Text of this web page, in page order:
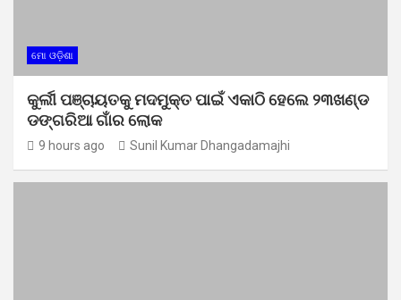
ମୋ ଓଡ଼ିଶା
କୁର୍ଲୀ ପଞ୍ଚାୟତକୁ ମଦମୁକ୍ତ ପାଇଁ ଏକାଠି ହେଲେ ୨୩ଖଣ୍ଡ
ଡଙ୍ଗରିଆ ଗାଁର ଲୋକ
9 hours ago Sunil Kumar Dhangadamajhi